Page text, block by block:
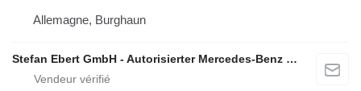
Allemagne, Burghaun
Stefan Ebert GmbH - Autorisierter Mercedes-Benz Servicepartner